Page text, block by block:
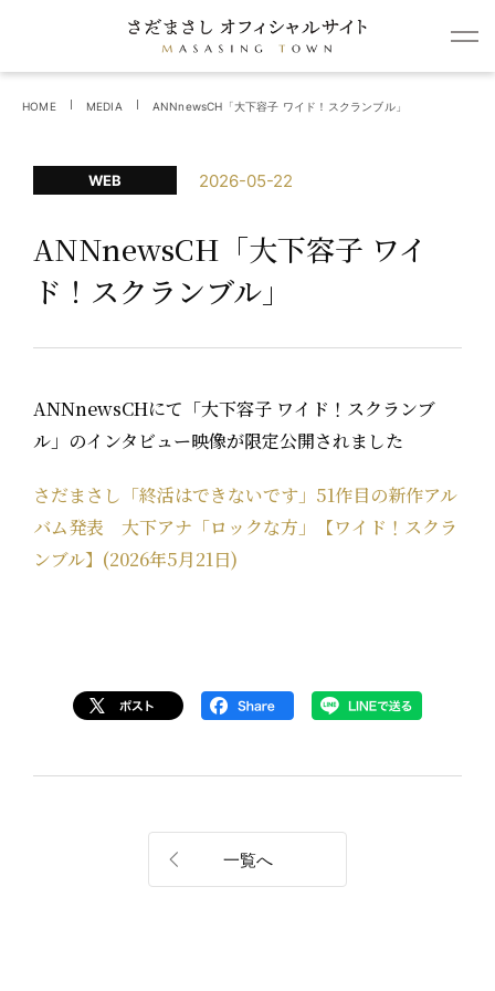
HOME MEDIA ANNnewsCH「大下容子 ワイド！スクランブル」
WEB 2026-05-22
ANNnewsCH「大下容子 ワイ
ド！スクランブル」
ANNnewsCHにて「大下容子 ワイド！スクランブ
ル」のインタビュー映像が限定公開されました
さだまさし「終活はできないです」51作目の新作アル
バム発表 大下アナ「ロックな方」【ワイド！スクラ
ンブル】(2026年5月21日)
一覧へ